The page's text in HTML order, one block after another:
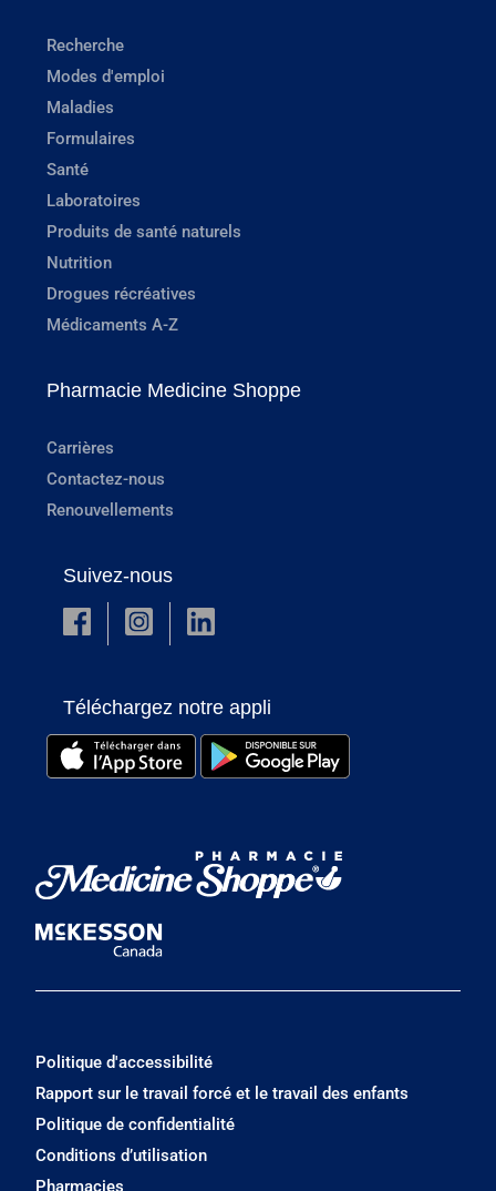
Recherche
Modes d'emploi
Maladies
Formulaires
Santé
Laboratoires
Produits de santé naturels
Nutrition
Drogues récréatives
Médicaments A-Z
Pharmacie Medicine Shoppe
Carrières
Contactez-nous
Renouvellements
Suivez-nous
Téléchargez notre appli
Politique d'accessibilité
Rapport sur le travail forcé et le travail des enfants
Politique de confidentialité
Conditions d’utilisation
Pharmacies